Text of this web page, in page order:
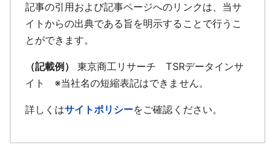
記事の引用および記事ページへのリンクは、当サ
イトからの出典である旨を明示することで行うこ
とができます。
（記載例）
東京商工リサーチ TSRデータインサ
イト ※当社名の短縮表記はできません。
詳しくはサイトポリシーをご確認ください。